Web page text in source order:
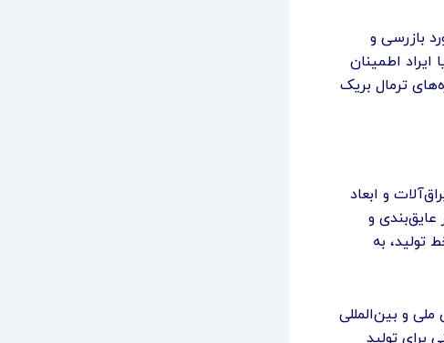
بازرسی و
اطمینان
ترمال بریک
و ابعاد
و
تولید، به
ملی و بین‌المللی
برای تولید